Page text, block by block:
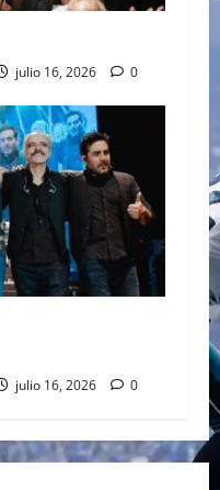
julio 16, 2026 0
julio 16, 2026 0